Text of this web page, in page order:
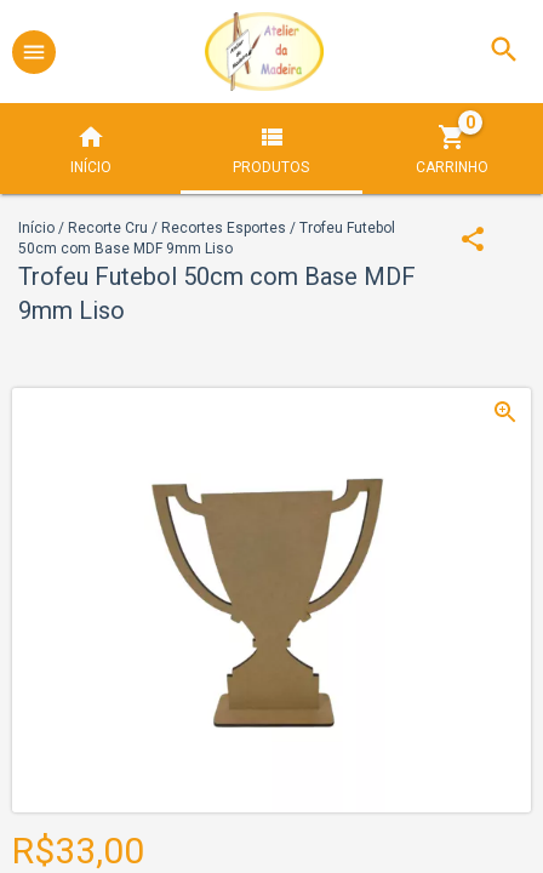
INÍCIO PRODUTOS CARRINHO
0
Início / Recorte Cru / Recortes Esportes / Trofeu Futebol
50cm com Base MDF 9mm Liso
Trofeu Futebol 50cm com Base MDF
9mm Liso
R$33,00